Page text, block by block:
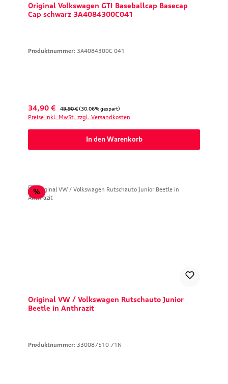
Original Volkswagen GTI Baseballcap Basecap
Cap schwarz 3A4084300C041
Produktnummer: 3A4084300C 041
Verkaufspreis:
34,90 € Regulärer Preis:
49,90 € (30.06% gespart)
Preise inkl. MwSt. zzgl. Versandkosten
In den Warenkorb
%Rabatt
Original VW / Volkswagen Rutschauto Junior
Beetle in Anthrazit
Produktnummer: 330087510 71N